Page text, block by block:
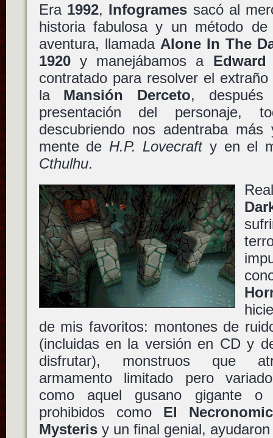
Era 1992, Infogrames sacó al
historia fabulosa y un método
aventura, llamada Alone In The
1920y manejábamos a Edward
contratado para resolver el
la Mansión Derceto,
presentación del personaje,
descubriendo nos adentraba
mente de H.P. Lovecrafty en el
Cthulhu.
de mis favoritos: montones de
(incluidas en la versión en CD y
disfrutar), monstruos que
armamento limitado pero
como aquel gusano gigante o
prohibidos como El
Mysterisy un final genial,